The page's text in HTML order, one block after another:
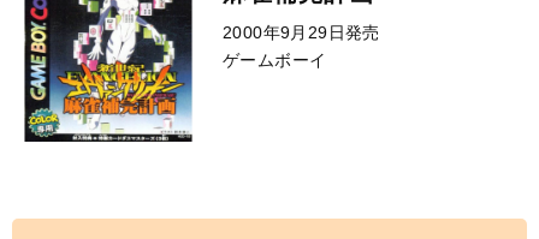
2000年9月29日発売
ゲームボーイ